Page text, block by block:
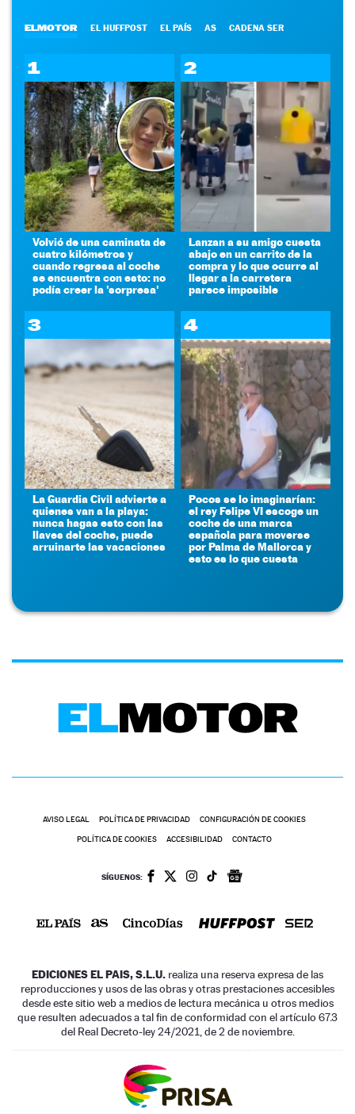
ELMOTOR EL HUFFPOST EL PAÍS AS CADENA SER
1
Volvió de una caminata de
cuatro kilómetros y
cuando regresa al coche
se encuentra con esto: no
podía creer la 'sorpresa'
2
Lanzan a su amigo cuesta
abajo en un carrito de la
compra y lo que ocurre al
llegar a la carretera
parece imposible
3
La Guardia Civil advierte a
quienes van a la playa:
nunca hagas esto con las
llaves del coche, puede
arruinarte las vacaciones
4
Pocos se lo imaginarían:
el rey Felipe VI escoge un
coche de una marca
española para moverse
por Palma de Mallorca y
esto es lo que cuesta
AVISO LEGAL POLÍTICA DE PRIVACIDAD CONFIGURACIÓN DE COOKIES
POLÍTICA DE COOKIES ACCESIBILIDAD CONTACTO
SÍGUENOS:
EDICIONES EL PAIS, S.L.U. realiza una reserva expresa de las
reproducciones y usos de las obras y otras prestaciones accesibles
desde este sitio web a medios de lectura mecánica u otros medios
que resulten adecuados a tal fin de conformidad con el artículo 67.3
del Real Decreto-ley 24/2021, de 2 de noviembre.